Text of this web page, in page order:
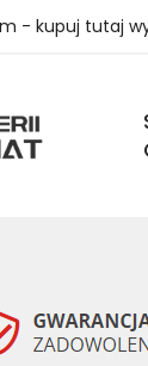
- kupuj tutaj